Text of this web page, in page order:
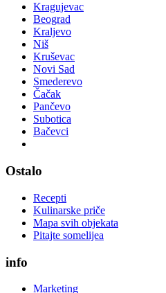
Kragujevac
Beograd
Kraljevo
Niš
Kruševac
Novi Sad
Smederevo
Čačak
Pančevo
Subotica
Bačevci
Ostalo
Recepti
Kulinarske priče
Mapa svih objekata
Pitajte somelijea
info
Marketing